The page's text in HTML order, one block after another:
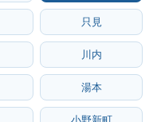
只見
川内
湯本